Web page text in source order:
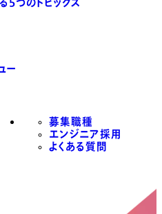
5つのトピックス
ー
募集職種
エンジニア採用
よくある質問